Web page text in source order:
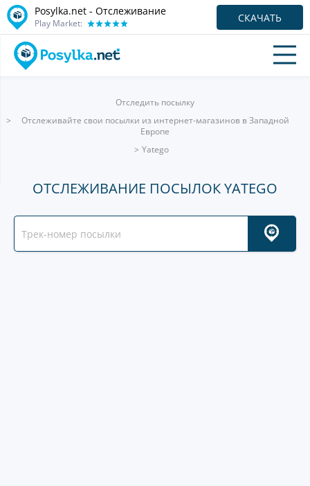
Posylka.net - Отслеживание
Play Market: СКАЧАТЬ
Отследить посылку
Отслеживайте свои посылки из интернет-магазинов в Западной
Европе
Yatego
ОТСЛЕЖИВАНИЕ ПОСЫЛОК YATEGO